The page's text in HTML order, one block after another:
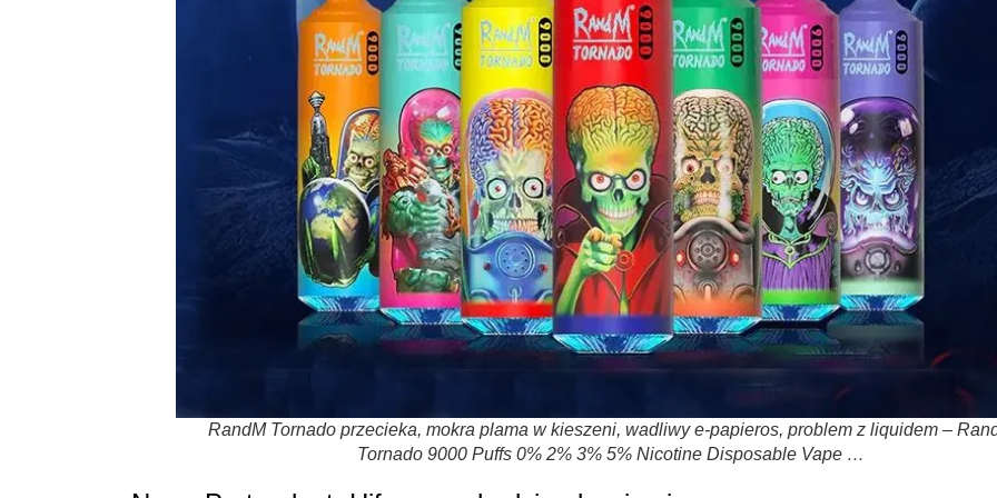
RandM Tornado przecieka, mokra plama w kieszeni, wadliwy e-papieros, problem z liquidem –
Tornado 9000 Puffs 0% 2% 3% 5% Nicotine Disposable Vape …